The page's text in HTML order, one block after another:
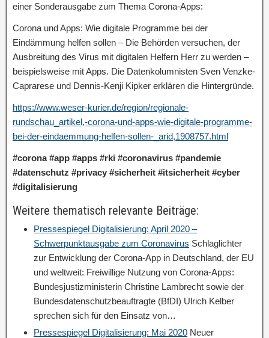
einer Sonderausgabe zum Thema Corona-Apps:
Corona und Apps: Wie digitale Programme bei der
Eindämmung helfen sollen – Die Behörden versuchen, der
Ausbreitung des Virus mit digitalen Helfern Herr zu werden –
beispielsweise mit Apps. Die Datenkolumnisten Sven Venzke-
Caprarese und Dennis-Kenji Kipker erklären die Hintergründe.
https://www.weser-kurier.de/region/regionale-
rundschau_artikel,-corona-und-apps-wie-digitale-programme-
bei-der-eindaemmung-helfen-sollen-_arid,1908757.html
#corona #app #apps #rki #coronavirus #pandemie
#datenschutz #privacy #sicherheit #itsicherheit #cyber
#digitalisierung
Weitere thematisch relevante Beiträge:
Pressespiegel Digitalisierung: April 2020 –
Schwerpunktausgabe zum Coronavirus Schlaglichter
zur Entwicklung der Corona-App in Deutschland, der EU
und weltweit: Freiwillige Nutzung von Corona-Apps:
Bundesjustizministerin Christine Lambrecht sowie der
Bundesdatenschutzbeauftragte (BfDI) Ulrich Kelber
sprechen sich für den Einsatz von…
Pressespiegel Digitalisierung: Mai 2020 Neuer